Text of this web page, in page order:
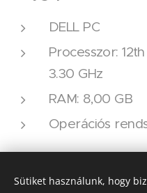
DELL PC
Processzor:
3.30 GHz
RAM: 8,00 GB
Operációs
Sütiket használunk, hogy